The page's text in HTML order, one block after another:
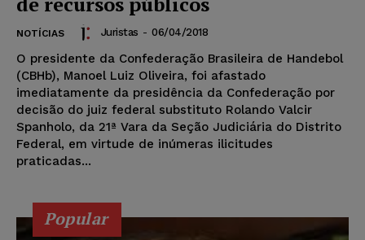
NOTÍCIAS Juristas - 06/04/2018
O presidente da Confederação Brasileira de Handebol
(CBHb), Manoel Luiz Oliveira, foi afastado
imediatamente da presidência da Confederação por
decisão do juiz federal substituto Rolando Valcir
Spanholo, da 21ª Vara da Seção Judiciária do Distrito
Federal, em virtude de inúmeras ilicitudes
praticadas...
Popular